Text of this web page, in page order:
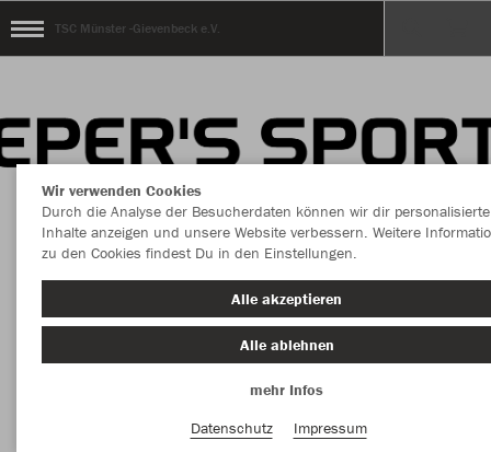
TSC Münster -Gievenbeck e.V.
Herzlich Willkommen im Teamshop TSC
Münster -Gievenbeck e.V.
Wir verwenden Cookies
Durch die Analyse der Besucherdaten können wir dir personalisierte
Inhalte anzeigen und unsere Website verbessern. Weitere
zu den Cookies findest Du in den Einstellungen.
Alle akzeptieren
Alle ablehnen
mehr Infos
Datenschutz
Impressum